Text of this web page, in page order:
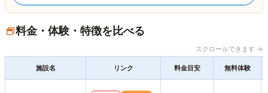
料金・体験・特徴を比べる
スクロールできます →
施設名 リンク 料金目安 無料体験